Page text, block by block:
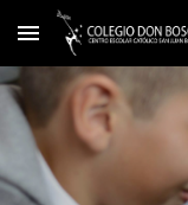
Skip to main content